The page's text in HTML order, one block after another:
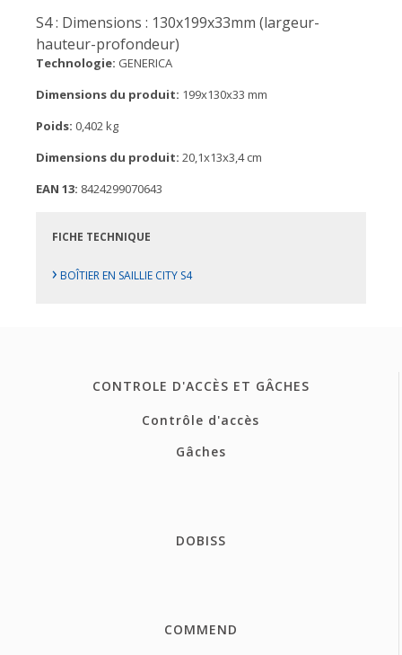
S4 : Dimensions : 130x199x33mm (largeur-
hauteur-profondeur)
Technologie: GENERICA
Dimensions du produit: 199x130x33 mm
Poids: 0,402 kg
Dimensions du produit: 20,1x13x3,4 cm
EAN 13: 8424299070643
FICHE TECHNIQUE
› BOÎTIER EN SAILLIE CITY S4
CONTROLE D'ACCÈS ET GÂCHES
Contrôle d'accès
Gâches
DOBISS
COMMEND